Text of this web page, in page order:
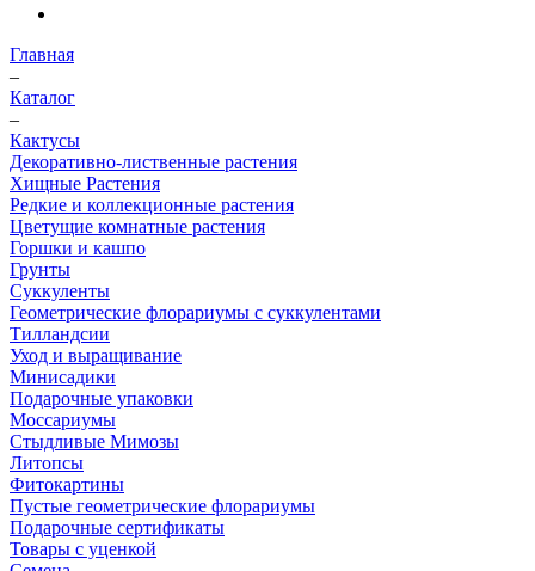
Главная
–
Каталог
–
Кактусы
Декоративно-лиственные растения
Хищные Растения
Редкие и коллекционные растения
Цветущие комнатные растения
Горшки и кашпо
Грунты
Суккуленты
Геометрические флорариумы с суккулентами
Тилландсии
Уход и выращивание
Минисадики
Подарочные упаковки
Моссариумы
Стыдливые Мимозы
Литопсы
Фитокартины
Пустые геометрические флорариумы
Подарочные сертификаты
Товары с уценкой